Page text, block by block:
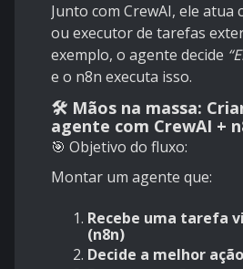
Junto com CrewAI, ele atua
ou executor de tarefas
exemplo, o agente decide
e o n8n executa isso.
🛠️ Mãos na massa:
agente com CrewAI +
🎯 Objetivo do fluxo:
Montar um agente que:
Recebe uma tarefa
(n8n)
Decide a melhor